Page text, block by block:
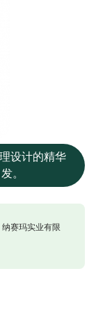
设计的精华
。
赛玛实业有限